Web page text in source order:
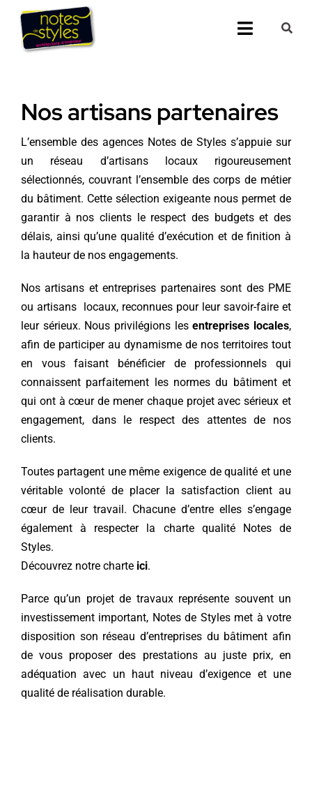
Passer
contenu
Toggle
Nos 25
Prestations
Nos
Notes de
Demander un
Contact
Nos artisans partenaires
L’ensemble des agences Notes de Styles s’appuie sur
un réseau d’artisans locaux rigoureusement
sélectionnés, couvrant l’ensemble des corps de métier
du bâtiment. Cette sélection exigeante nous permet de
garantir à nos clients le respect des budgets et des
délais, ainsi qu’une qualité d’exécution et de finition à
la hauteur de nos engagements.
Nos artisans et entreprises partenaires sont des PME
ou artisans locaux, reconnues pour leur savoir-faire et
leur sérieux. Nous privilégions lesentreprises locales,
afin de participer au dynamisme de nos territoires tout
en vous faisant bénéficier de professionnels qui
connaissent parfaitement les normes du bâtiment et
qui ont à cœur de mener chaque projet avec sérieux et
engagement, dans le respect des attentes de nos
clients.
Toutes partagent une même exigence de qualité et une
véritable volonté de placer la satisfaction client au
cœur de leur travail. Chacune d’entre elles s’engage
également à respecter la charte qualité Notes de
Styles.
Découvrez notre charte ici.
Parce qu’un projet de travaux représente souvent un
investissement important, Notes de Styles met à votre
disposition son réseau d’entreprises du bâtiment afin
de vous proposer des prestations au juste prix, en
adéquation avec un haut niveau d’exigence et une
qualité de réalisation durable.